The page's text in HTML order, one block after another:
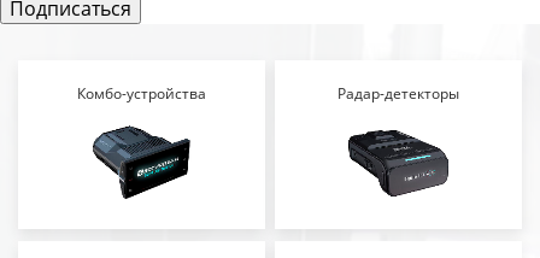
Комбо-устройства Радар-детекторы